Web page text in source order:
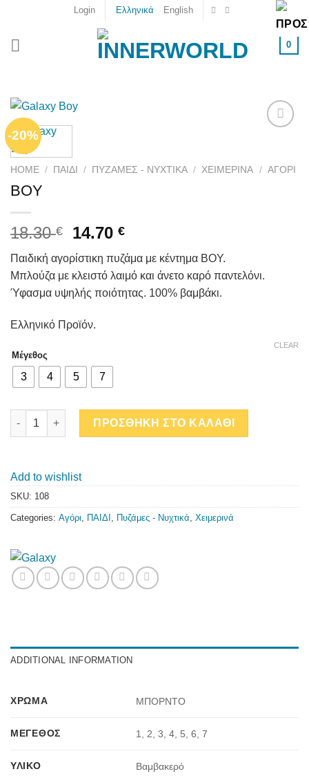
content
Login Ελληνικά English
0
-20%
HOME / ΠΑΙΔΙ / ΠΥΖΆΜΕΣ - ΝΥΧΤΙΚΆ / ΧΕΙΜΕΡΙΝΆ / ΑΓΌΡΙ
BOY
18.30€ 14.70€
Παιδική αγορίστικη πυζάμα με κέντημα BOY.
Μπλούζα με κλειστό λαιμό και άνετο καρό παντελόνι.
Ύφασμα υψηλής ποιότητας. 100% βαμβάκι.
Ελληνικό Προϊόν.
Μέγεθος
3 4 5 7
CLEAR
BOY quantity
ΠΡΟΣΘΗΚΗ ΣΤΟ ΚΑΛΑΘΙ
Add to wishlist
SKU: 108
Categories: Αγόρι ΠΑΙΔΙ Πυζάμες - Νυχτικά Χειμερινά
ADDITIONAL INFORMATION
ΧΡΏΜΑ ΜΠΟΡΝΤΟ
ΜΈΓΕΘΟΣ 1, 2, 3, 4, 5, 6, 7
ΥΛΙΚΌ Βαμβακερό